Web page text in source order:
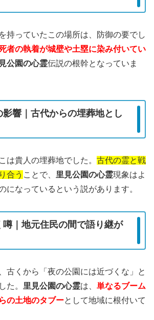
持っていたこの場所は、防御の要でし
者の執着が城壁や土塁に染み付いてい
公園の心霊伝説の根幹となっていま
影響｜古代からの埋葬地とし
は貴人の埋葬地でした。 古代の霊と戦
合う ことで、 里見公園の心霊現象はよ
になっているという説があります。
噂｜地元住民の間で語り継が
古くから「夜の公園には近づくな」と
た。 里見公園の心霊は、 単なるブーム
の土地のタブーとして地域に根付いて